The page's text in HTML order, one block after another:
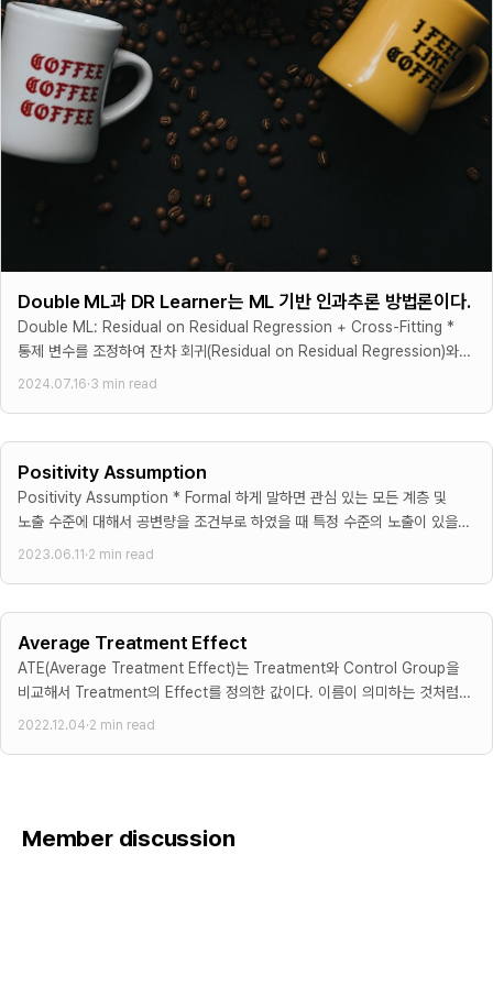
=
\
k
p
o
v
(
Z
,
te
x
t
{
R
u
F
o
r
}
}
\
te
S
t
g
c
{
\
p
a
rt
T
}
{
\
p
a
i
a
l
z
}
}
=
\
d
fr
a
a
{
E
[
T
|
Z
=
[
T
|
Z
=
0
]
}
Double ML과 DR Learner는 ML 기반 인과추론 방법론이다.
Double ML: Residual on Residual Regression + Cross-Fitting *
통제 변수를 조정하여 잔차 회귀(Residual on Residual Regression)와
교차 적합(Cross-Fitting)을 결합하여
2024.07.16·3 min read
Positivity Assumption
Positivity Assumption * Formal 하게 말하면 관심 있는 모든 계층 및
노출 수준에 대해서 공변량을 조건부로 하였을 때 특정 수준의 노출이 있을
확률이 0보다 크고
2023.06.11 ·2 min read
Average Treatment Effect
ATE(Average Treatment Effect)는 Treatment와 Control Group을
비교해서 Treatment의 Effect를 정의한 값이다. 이름이 의미하는 것처럼
Individual이 아닌 Group단위로 합한 후 평균 효과를 본다.
2022.12.04·2 min read
Member discussion